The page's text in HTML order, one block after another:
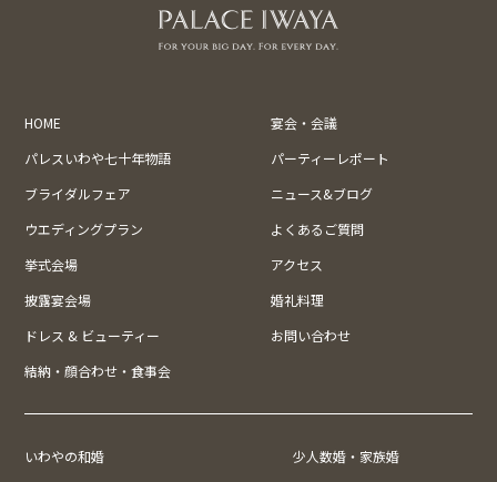
HOME
宴会・会議
パレスいわや七十年物語
パーティーレポート
ブライダルフェア
ニュース&ブログ
ウエディングプラン
よくあるご質問
挙式会場
アクセス
披露宴会場
婚礼料理
ドレス & ビューティー
お問い合わせ
結納・顔合わせ・食事会
いわやの和婚
少人数婚・家族婚